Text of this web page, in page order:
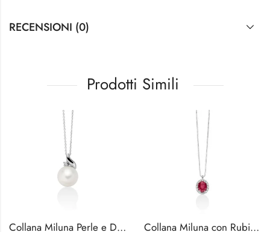
RECENSIONI (0)
Prodotti Simili
Collana Miluna Perle e Diamanti Oro 18kt — Ref. PCL6325Y Collana Miluna con Rubino e Diamanti